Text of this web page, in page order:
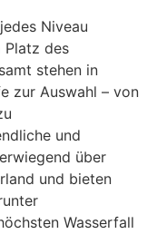
Niveau
Platz des
stehen in
zur Auswahl – von
und
über
und bieten
Wasserfall